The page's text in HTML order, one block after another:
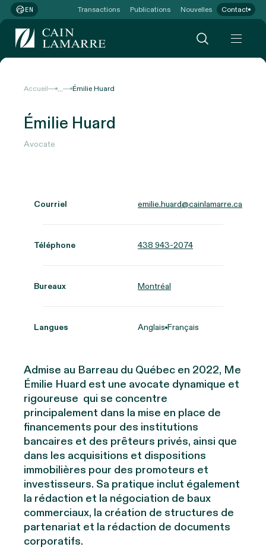
EN Transactions Publications Nouvelles Contact
Accueil ... Émilie Huard
Émilie Huard
Avocate
Courriel emilie.huard@cainlamarre.ca
Téléphone 438 943-2074
Bureaux Montréal
Langues Anglais Français
Admise au Barreau du Québec en 2022, Me
Émilie Huard est une avocate dynamique et
rigoureuse qui se concentre
principalement dans la mise en place de
financements pour des institutions
bancaires et des prêteurs privés, ainsi que
dans les acquisitions et dispositions
immobilières pour des promoteurs et
investisseurs. Sa pratique inclut également
la rédaction et la négociation de baux
commerciaux, la création de structures de
partenariat et la rédaction de documents
corporatifs.